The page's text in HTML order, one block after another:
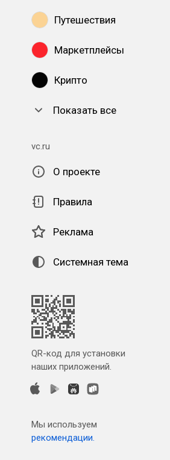
Путешествия
Маркетплейсы
Крипто
Показать все
vc.ru
О проекте
Правила
Реклама
Системная тема
QR-код для установки
наших приложений.
Мы используем
рекомендации.